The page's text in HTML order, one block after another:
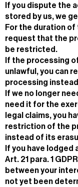
If you dispute the
stored by us, we
For the duration of
request that the
be restricted.
If the processing
unlawful, you can
processing
If we no longer
need it for the
legal claims, you
restriction of the
instead of its
If you have lodged
Art. 21 para. 1
between your
not yet been